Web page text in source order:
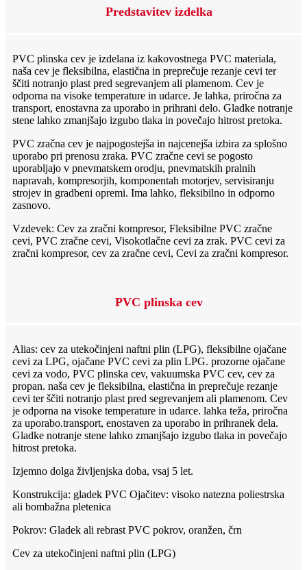
Predstavitev izdelka
PVC plinska cev je izdelana iz kakovostnega PVC materiala,
naša cev je fleksibilna, elastična in preprečuje rezanje cevi ter
ščiti notranjo plast pred segrevanjem ali plamenom. Cev je
odporna na visoke temperature in udarce. Je lahka, priročna za
transport, enostavna za uporabo in prihrani delo. Gladke notranje
stene lahko zmanjšajo izgubo tlaka in povečajo hitrost pretoka.
PVC zračna cev je najpogostejša in najcenejša izbira za splošno
uporabo pri prenosu zraka. PVC zračne cevi se pogosto
uporabljajo v pnevmatskem orodju, pnevmatskih pralnih
napravah, kompresorjih, komponentah motorjev, servisiranju
strojev in gradbeni opremi. Ima lahko, fleksibilno in odporno
zasnovo.
Vzdevek: Cev za zračni kompresor, Fleksibilne PVC zračne
cevi, PVC zračne cevi, Visokotlačne cevi za zrak. PVC cevi za
zračni kompresor, cev za zračne cevi, Cevi za zračni kompresor.
PVC plinska cev
Alias: cev za utekočinjeni naftni plin (LPG), fleksibilne ojačane
cevi za LPG, ojačane PVC cevi za plin LPG. prozorne ojačane
cevi za vodo, PVC plinska cev, vakuumska PVC cev, cev za
propan. naša cev je fleksibilna, elastična in preprečuje rezanje
cevi ter ščiti notranjo plast pred segrevanjem ali plamenom. Cev
je odporna na visoke temperature in udarce. lahka teža, priročna
za uporabo.transport, enostaven za uporabo in prihranek dela.
Gladke notranje stene lahko zmanjšajo izgubo tlaka in povečajo
hitrost pretoka.
Izjemno dolga življenjska doba, vsaj 5 let.
Konstrukcija: gladek PVC Ojačitev: visoko natezna poliestrska
ali bombažna pletenica
Pokrov: Gladek ali rebrast PVC pokrov, oranžen, črn
Cev za utekočinjeni naftni plin (LPG)